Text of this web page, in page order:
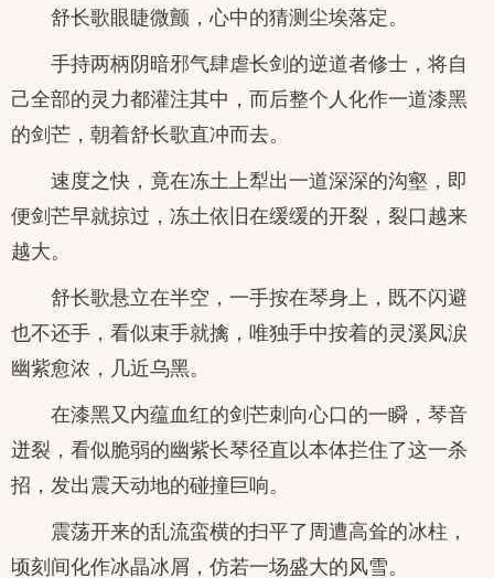
舒长歌眼睫微颤，心中的猜测尘埃落定。
手持两柄阴暗邪气肆虐长剑的逆道者修士，将自
己全部的灵力都灌注其中，而后整个人化作一道漆黑
的剑芒，朝着舒长歌直冲而去。
速度之快，竟在冻土上犁出一道深深的沟壑，即
便剑芒早就掠过，冻土依旧在缓缓的开裂，裂口越来
越大。
舒长歌悬立在半空，一手按在琴身上，既不闪避
也不还手，看似束手就擒，唯独手中按着的灵溪凤涙
幽紫愈浓，几近乌黑。
在漆黑又内蕴血红的剑芒刺向心口的一瞬，琴音
迸裂，看似脆弱的幽紫长琴径直以本体拦住了这一杀
招，发出震天动地的碰撞巨响。
震荡开来的乱流蛮横的扫平了周遭高耸的冰柱，
顷刻间化作冰晶冰屑，仿若一场盛大的风雪。